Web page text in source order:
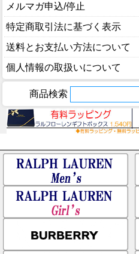
メルマガ申込/停止
特定商取引法に基づく表示
送料とお支払い方法について
個人情報の取扱いについて
商品検索